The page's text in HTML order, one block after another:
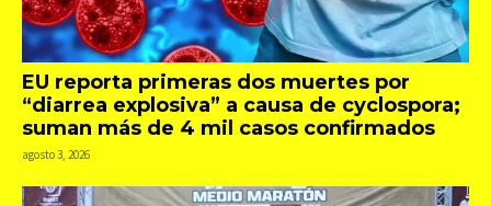
EU reporta primeras dos muertes por
“diarrea explosiva” a causa de cyclospora;
suman más de 4 mil casos confirmados
agosto 3, 2026